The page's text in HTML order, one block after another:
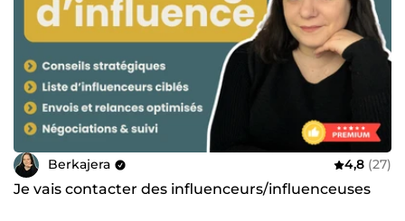
Berkajera 4,8 (27)
Je vais contacter des influenceurs/influenceuses